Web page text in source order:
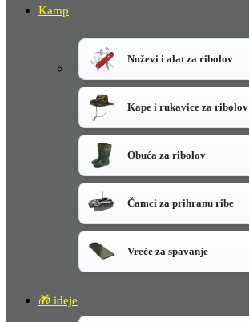
Kamp
Noževi i alat za ribolov
Kape i rukavice za ribolov
Obuća za ribolov
Čamci za prihranu ribe
Vreće za spavanje
🎁 ideje